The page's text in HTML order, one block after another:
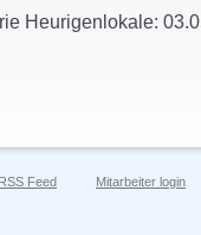
Heurigenlokale:
RSS Feed Mitarbeiter login